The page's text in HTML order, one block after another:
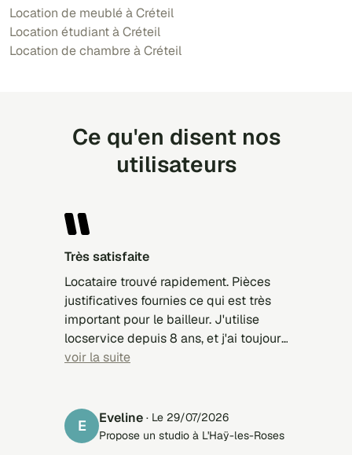
Location de meublé à Créteil
Location étudiant à Créteil
Location de chambre à Créteil
Ce qu'en disent nos
utilisateurs
Très satisfaite
Locataire trouvé rapidement. Pièces
justificatives fournies ce qui est très
important pour le bailleur. J'utilise
locservice depuis 8 ans, et j'ai toujours
trouvé des locataires sérieux.
voir la suite
E Eveline · Le 29/07/2026
Propose un studio à L'Haÿ-les-Roses